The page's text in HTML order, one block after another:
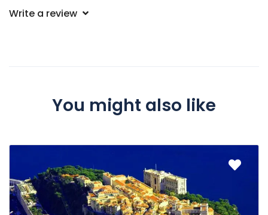
Write a review
You might also like